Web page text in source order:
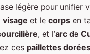
légère pour unifier
visage et le corps en
, et l’arc de
des paillettes dorées